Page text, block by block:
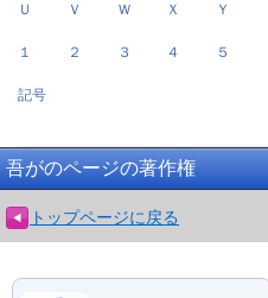
Ｕ Ｖ Ｗ Ｘ Ｙ
１ ２ ３ ４ ５
記号
吾がのページの著作権
トップページに戻る